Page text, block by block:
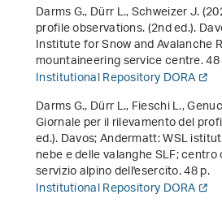
Darms G., Dürr L., Schweizer J.
profile observations. (2nd ed.).
Institute for Snow and Avalanche
mountaineering service centre.
Institutional Repository DORA
Darms G., Dürr L., Fieschi L.,
Giornale per il rilevamento del
ed.). Davos; Andermatt: WSL
nebe e delle valanghe SLF;
servizio alpino dell'esercito. 48 p.
Institutional Repository DORA